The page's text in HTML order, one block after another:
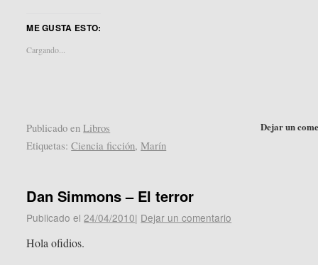
Twitter
abre
en
Pocket
ME GUSTA ESTO:
Cargando...
Dejar un
Publicado en Libros
Etiquetas: Ciencia ficción,Marín
Dan Simmons – El terror
Publicado el 24/04/2010| Dejar un comentario
Hola ofidios.